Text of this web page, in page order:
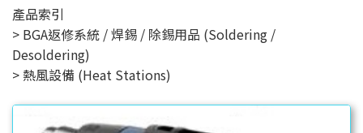
產品索引
BGA返修系統 / 焊錫 / 除錫用品 (Soldering /
Desoldering)
熱風設備 (Heat Stations)